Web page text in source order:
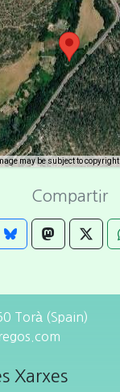
may be subject to copyright
Compartir
Torà (Spain)
Xarxes